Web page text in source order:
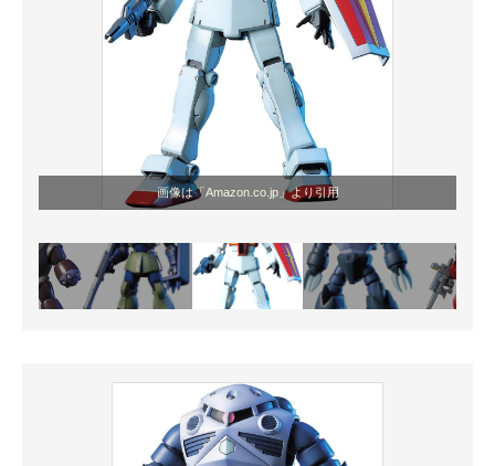
画像は「Amazon.co.jp」より引用